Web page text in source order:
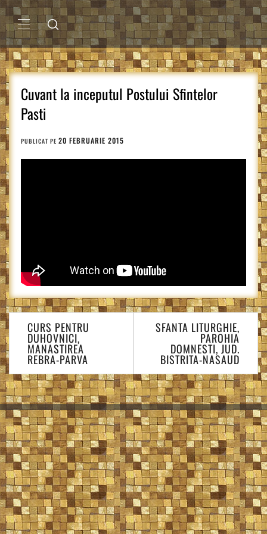
Sari
la
conținutMENIU
PRINCIPAL
Cuvant la inceputul Postului Sfintelor
Pasti
PUBLICAT PE 20 FEBRUARIE 2015
Navigare
în
articole
CURS PENTRU
DUHOVNICI,
MANASTIREA
REBRA-PARVA
SFANTA LITURGHIE,
PAROHIA
DOMNESTI, JUD.
BISTRITA-NASAUD